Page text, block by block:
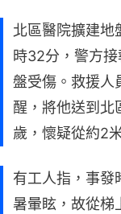
北區醫院擴建地
時32分，警方
盤受傷。救援人
醒，將他送到北
歲，懷疑從約2
有工人指，事發
暑暈眩，故從梯